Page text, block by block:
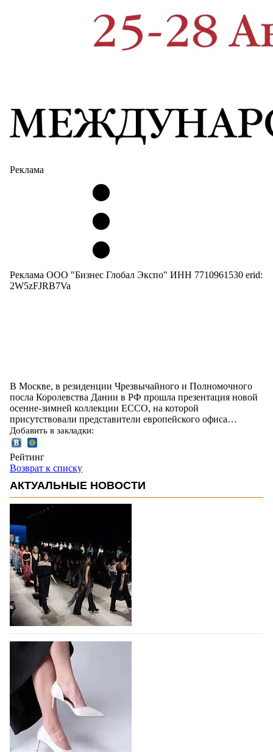
Реклама
Реклама ООО "Бизнес Глобал Экспо" ИНН 7710961530 erid:
2W5zFJRB7Va
В Москве, в резиденции Чрезвычайного и Полномочного
посла Королевства Дании в РФ прошла презентация новой
осенне-зимней коллекции ECCO, на которой
присутствовали представители европейского офиса…
Добавить в закладки:
Рейтинг
Возврат к списку
АКТУАЛЬНЫЕ НОВОСТИ
На участие в Московской неделе моды
подано 1047 заявок
На участие в седьмой Московской неделе моды,
которая пройдет в российской столице с 26 сентября
по 1 октября, уже подано 1047 заявок. Примерно
половину из них (494) прислали дизайнеры,